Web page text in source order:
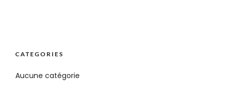
CATEGORIES
Aucune catégorie